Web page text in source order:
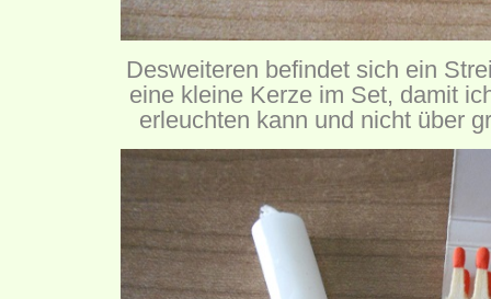
Desweiteren befindet sich ein
eine kleine Kerze im Set, damit
erleuchten kann und nicht über